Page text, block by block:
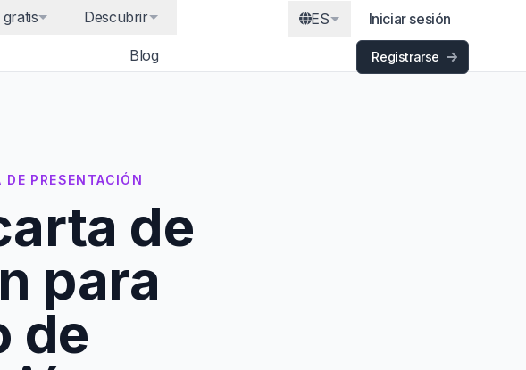
Descubrir
Blog
ES Iniciar sesión
Registrarse
PRESENTACIÓN
de
para
de